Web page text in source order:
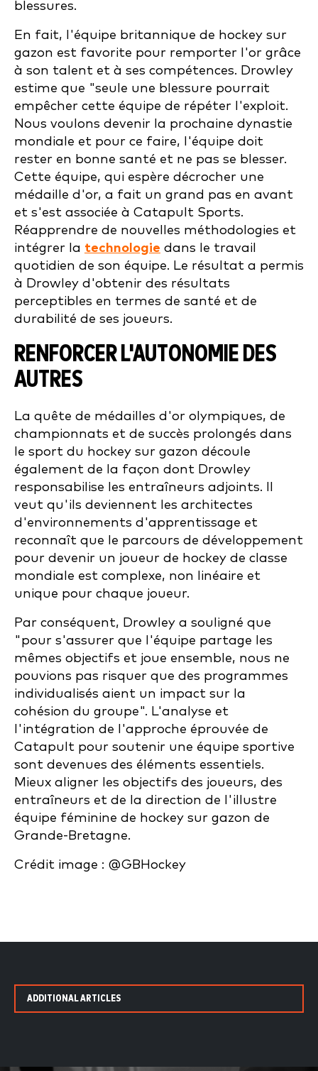
blessures.
En fait, l'équipe britannique de hockey sur
gazon est favorite pour remporter l'or grâce
à son talent et à ses compétences. Drowley
estime que "seule une blessure pourrait
empêcher cette équipe de répéter l'exploit.
Nous voulons devenir la prochaine dynastie
mondiale et pour ce faire, l'équipe doit
rester en bonne santé et ne pas se blesser.
Cette équipe, qui espère décrocher une
médaille d'or, a fait un grand pas en avant
et s'est associée à Catapult Sports.
Réapprendre de nouvelles méthodologies et
intégrer la technologie dans le travail
quotidien de son équipe. Le résultat a permis
à Drowley d'obtenir des résultats
perceptibles en termes de santé et de
durabilité de ses joueurs.
RENFORCER L'AUTONOMIE DES
AUTRES
La quête de médailles d'or olympiques, de
championnats et de succès prolongés dans
le sport du hockey sur gazon découle
également de la façon dont Drowley
responsabilise les entraîneurs adjoints. Il
veut qu'ils deviennent les architectes
d'environnements d'apprentissage et
reconnaît que le parcours de développement
pour devenir un joueur de hockey de classe
mondiale est complexe, non linéaire et
unique pour chaque joueur.
Par conséquent, Drowley a souligné que
"pour s'assurer que l'équipe partage les
mêmes objectifs et joue ensemble, nous ne
pouvions pas risquer que des programmes
individualisés aient un impact sur la
cohésion du groupe". L'analyse et
l'intégration de l'approche éprouvée de
Catapult pour soutenir une équipe sportive
sont devenues des éléments essentiels.
Mieux aligner les objectifs des joueurs, des
entraîneurs et de la direction de l'illustre
équipe féminine de hockey sur gazon de
Grande-Bretagne.
Crédit image : @GBHockey
ADDITIONAL ARTICLES